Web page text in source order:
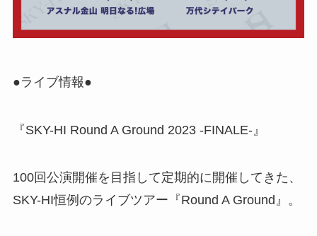
●ライブ情報●
『SKY-HI Round A Ground 2023 -FINALE-』
100回公演開催を目指して定期的に開催してきた、
SKY-HI恒例のライブツアー『Round A Ground』。